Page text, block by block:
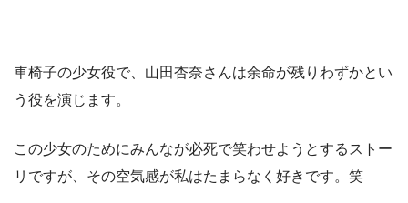
車椅子の少女役で、山田杏奈さんは余命が残りわずかとい
う役を演じます。
この少女のためにみんなが必死で笑わせようとするストー
リですが、その空気感が私はたまらなく好きです。笑